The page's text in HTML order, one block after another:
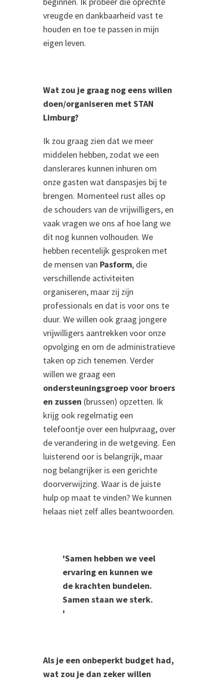
vreugde en dankbaarheid vast te
houden en toe te passen in mijn
eigen leven.
Wat zou je graag nog eens willen
doen/organiseren met STAN
Limburg?
Ik zou graag zien dat we meer
middelen hebben, zodat we een
danslerares kunnen inhuren om
onze gasten wat danspasjes bij te
brengen. Momenteel rust alles op
de schouders van de vrijwilligers, en
vaak vragen we ons af hoe lang we
dit nog kunnen volhouden. We
hebben recentelijk gesproken met
de mensen van Pasform, die
verschillende activiteiten
organiseren, maar zij zijn
professionals en dat is voor ons te
duur. We willen ook graag jongere
vrijwilligers aantrekken voor onze
opvolging en om de administratieve
taken op zich tenemen. Verder
willen we graag een
ondersteuningsgroep voor broers
en zussen (brussen) opzetten. Ik
krijg ook regelmatig een
telefoontje over een hulpvraag, over
de verandering in de wetgeving. Een
luisterend oor is belangrijk, maar
nog belangrijker is een gerichte
doorverwijzing. Waar is de juiste
hulp op maat te vinden? We kunnen
helaas niet zelf alles beantwoorden.
'Samen hebben we veel
ervaring en kunnen we
de krachten bundelen.
Samen staan we sterk.
'
Als je een onbeperkt budget had,
wat zou je dan zeker willen